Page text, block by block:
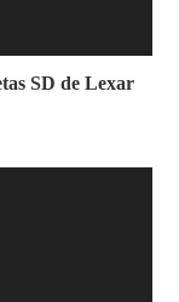
SD de Lexar